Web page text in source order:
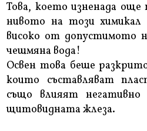
Това, което изненада още
нивото на този
високо от допустимото
чешмяна вода!
Освен това беше
които съставляват
също влияят
щитовидната жлеза.